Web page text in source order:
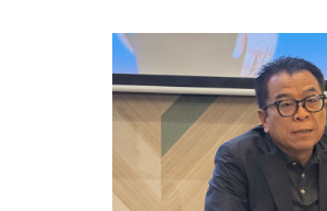
ข้างมากทั้ง 9 คน ได้แก่ 1.น
ศาลปกครองชั้นต้นประจำศาล